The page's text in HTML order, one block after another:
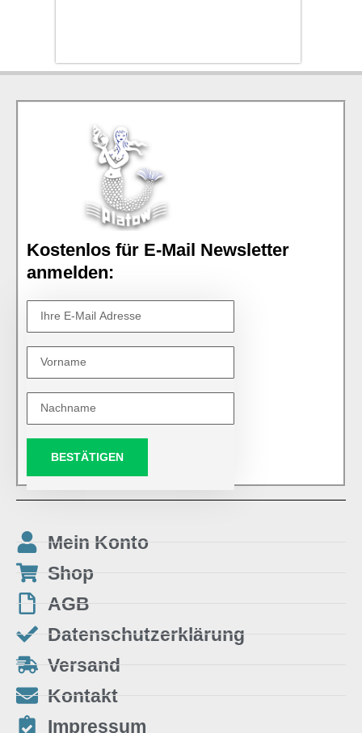
Kostenlos für E-Mail Newsletter
anmelden:
BESTÄTIGEN
Mein Konto
Shop
AGB
Datenschutzerklärung
Versand
Kontakt
Impressum